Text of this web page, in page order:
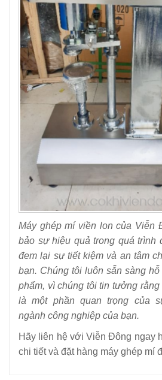
Máy ghép mí viền lon của Viễn
bảo sự hiệu quả trong quá trình
đem lại sự tiết kiệm và an tâm
bạn. Chúng tôi luôn sẵn sàng
phẩm, vì chúng tôi tin tưởng
là một phần quan trọng của
ngành công nghiệp của bạn.
Hãy liên hệ với Viễn Đông ngay
chi tiết và đặt hàng máy ghép mí